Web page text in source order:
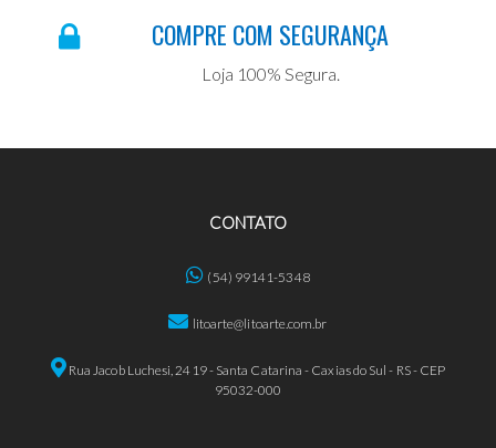
COMPRE COM SEGURANÇA
Loja 100% Segura.
CONTATO
(54) 99141-5348
litoarte@litoarte.com.br
Rua Jacob Luchesi, 2419 - Santa Catarina - Caxias do Sul - RS - CEP
95032-000